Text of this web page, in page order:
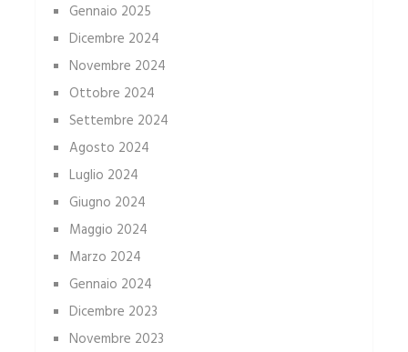
Gennaio 2025
Dicembre 2024
Novembre 2024
Ottobre 2024
Settembre 2024
Agosto 2024
Luglio 2024
Giugno 2024
Maggio 2024
Marzo 2024
Gennaio 2024
Dicembre 2023
Novembre 2023